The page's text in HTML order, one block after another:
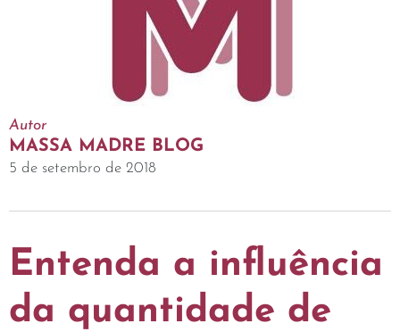
Autor
MASSA MADRE BLOG
5 de setembro de 2018
Entenda a influência
da quantidade de